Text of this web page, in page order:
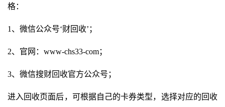
格：
1、微信公众号‘财回收’；
2、官网： www-chs33-com；
3、微信搜财回收官方公众号；
进入回收页面后，可根据自己的卡券类型，选择对应的回收